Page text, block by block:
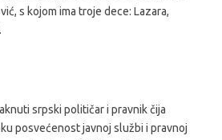
s kojom ima troje dece: Lazara,
srpski političar i pravnik čija
posvećenost javnoj službi i pravnoj